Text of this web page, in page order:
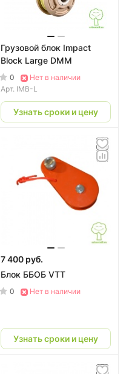
Грузовой блок Impact
Block Large DMM
0
Нет в наличии
Арт. IMB-L
Узнать сроки и цену
7 400 руб.
Блок ББОБ VTT
0 Нет в наличии
Узнать сроки и цену